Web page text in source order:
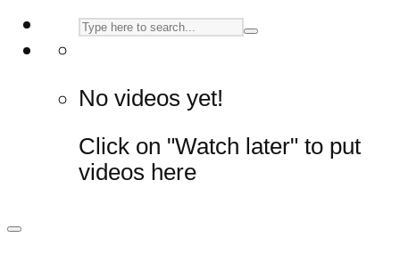
No videos yet!
Click on "Watch later" to put
videos here